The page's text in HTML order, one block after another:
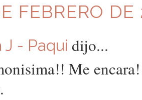
FEBRERO
J - Paqui dijo...
Me